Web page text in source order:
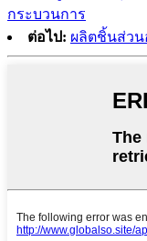
กระบวนการ
ต่อไป: ผลิตชิ้นส่ว